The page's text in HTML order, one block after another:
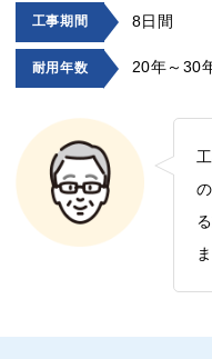
工事期間 8日間
耐用年数 20年～30